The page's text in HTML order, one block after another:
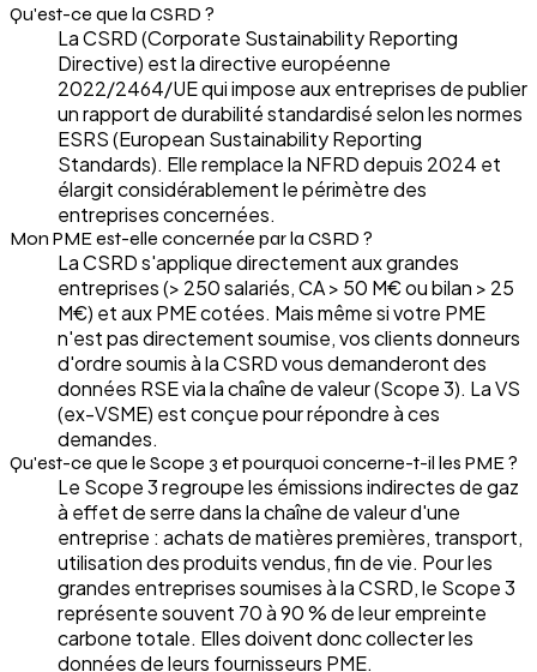
Qu'est-ce que la CSRD ?
La CSRD (Corporate Sustainability Reporting
Directive) est la directive européenne
2022/2464/UE qui impose aux entreprises de publier
un rapport de durabilité standardisé selon les normes
ESRS (European Sustainability Reporting
Standards). Elle remplace la NFRD depuis 2024 et
élargit considérablement le périmètre des
entreprises concernées.
Mon PME est-elle concernée par la CSRD ?
La CSRD s'applique directement aux grandes
entreprises (> 250 salariés, CA > 50 M€ ou bilan > 25
M€) et aux PME cotées. Mais même si votre PME
n'est pas directement soumise, vos clients donneurs
d'ordre soumis à la CSRD vous demanderont des
données RSE via la chaîne de valeur (Scope 3). La VS
(ex-VSME) est conçue pour répondre à ces
demandes.
Qu'est-ce que le Scope 3 et pourquoi concerne-t-il les PME ?
Le Scope 3 regroupe les émissions indirectes de gaz
à effet de serre dans la chaîne de valeur d'une
entreprise : achats de matières premières, transport,
utilisation des produits vendus, fin de vie. Pour les
grandes entreprises soumises à la CSRD, le Scope 3
représente souvent 70 à 90 % de leur empreinte
carbone totale. Elles doivent donc collecter les
données de leurs fournisseurs PME.